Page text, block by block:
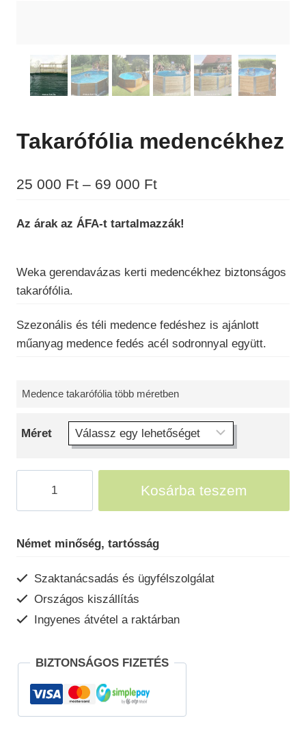
Takarófólia medencékhez
25 000 Ft – 69 000 FtÁrtartomány:
000 Ft
69
Az árak az ÁFA-t tartalmazzák!
Weka gerendavázas kerti medencékhez biztonságos
takarófólia.
Szezonális és téli medence fedéshez is ajánlott
műanyag medence fedés acél sodronnyal együtt.
Medence takarófólia több méretben
Méret
medencékhez
mennyiség
Kosárba teszem
Német minőség, tartósság
Szaktanácsadás és ügyfélszolgálat
Országos kiszállítás
Ingyenes átvétel a raktárban
BIZTONSÁGOS FIZETÉS